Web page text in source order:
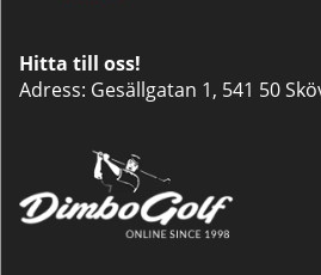
Hitta till oss!
Adress: Gesällgatan 1, 541 50